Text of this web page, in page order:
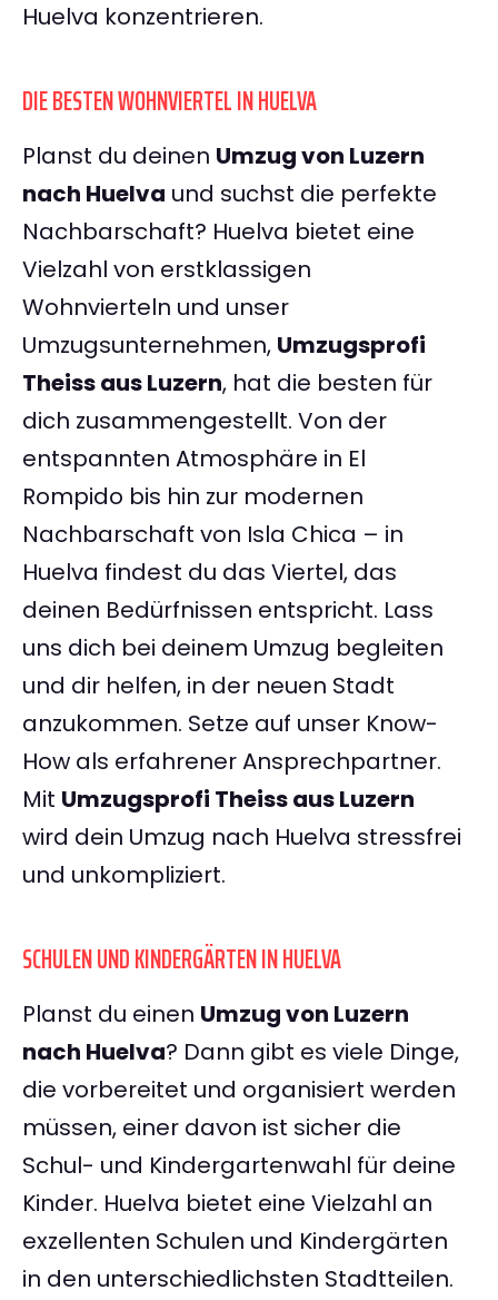
Huelva konzentrieren.
DIE BESTEN WOHNVIERTEL IN HUELVA
Planst du deinen Umzug von Luzern
nach Huelva und suchst die perfekte
Nachbarschaft? Huelva bietet eine
Vielzahl von erstklassigen
Wohnvierteln und unser
Umzugsunternehmen, Umzugsprofi
Theiss aus Luzern, hat die besten für
dich zusammengestellt. Von der
entspannten Atmosphäre in El
Rompido bis hin zur modernen
Nachbarschaft von Isla Chica – in
Huelva findest du das Viertel, das
deinen Bedürfnissen entspricht. Lass
uns dich bei deinem Umzug begleiten
und dir helfen, in der neuen Stadt
anzukommen. Setze auf unser Know-
How als erfahrener Ansprechpartner.
Mit Umzugsprofi Theiss aus Luzern
wird dein Umzug nach Huelva stressfrei
und unkompliziert.
SCHULEN UND KINDERGÄRTEN IN HUELVA
Planst du einen Umzug von Luzern
nach Huelva? Dann gibt es viele Dinge,
die vorbereitet und organisiert werden
müssen, einer davon ist sicher die
Schul- und Kindergartenwahl für deine
Kinder. Huelva bietet eine Vielzahl an
exzellenten Schulen und Kindergärten
in den unterschiedlichsten Stadtteilen.